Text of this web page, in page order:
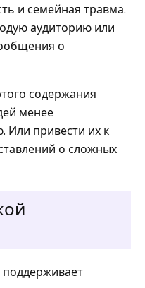
и семейная травма.
аудиторию или
о
содержания
менее
Или привести их к
о сложных